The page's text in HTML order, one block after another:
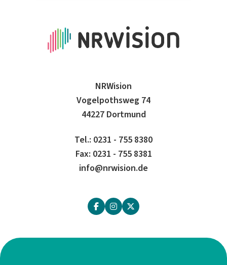
NRWision
Vogelpothsweg 74
44227 Dortmund
Tel.: 0231 - 755 8380
Fax: 0231 - 755 8381
info@nrwision.de